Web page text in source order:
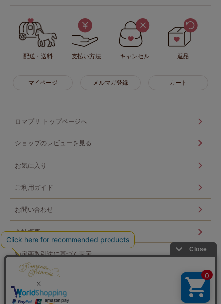
配送・送料 支払い方法 キャンセル 返品
マイページ メルマガ登録 カート
ロマプリ トップページへ
ショップのレビューを見る
お気に入り
ご利用ガイド
お問い合わせ
会社概要
特定商取引法に基づく表示
個人情報の取扱い
ログイン